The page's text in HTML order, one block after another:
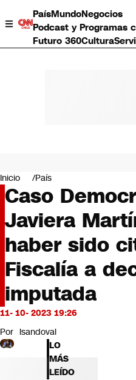
PaísMundoNegocios
Podcast y Programas
Futuro 360Cultura
Negocios
Deportes
Programas completos
Cultura
Servicios
Bits
CNN tiempo
Futuro 360
Opinión
Inicio País
Caso
Javiera
haber sido
Fiscalía a
imputada
11- 10- 2023 19:26
Por lsandoval
LO
MÁS
LEÍDO